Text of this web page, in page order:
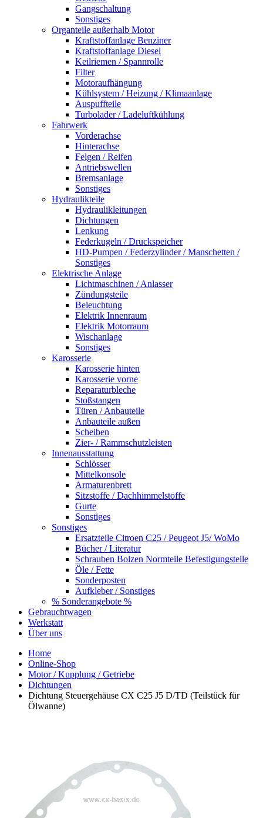
Gangschaltung
Sonstiges
Organteile außerhalb Motor
Kraftstoffanlage Benziner
Kraftstoffanlage Diesel
Keilriemen / Spannrolle
Filter
Motoraufhängung
Kühlsystem / Heizung / Klimaanlage
Auspuffteile
Turbolader / Ladeluftkühlung
Fahrwerk
Vorderachse
Hinterachse
Felgen / Reifen
Antriebswellen
Bremsanlage
Sonstiges
Hydraulikteile
Hydraulikleitungen
Dichtungen
Lenkung
Federkugeln / Druckspeicher
HD-Pumpen / Federzylinder / Manschetten /
Sonstiges
Elektrische Anlage
Lichtmaschinen / Anlasser
Zündungsteile
Beleuchtung
Elektrik Innenraum
Elektrik Motorraum
Wischanlage
Sonstiges
Karosserie
Karosserie hinten
Karosserie vorne
Reparaturbleche
Stoßstangen
Türen / Anbauteile
Anbauteile außen
Scheiben
Zier- / Rammschutzleisten
Innenausstattung
Schlösser
Mittelkonsole
Armaturenbrett
Sitzstoffe / Dachhimmelstoffe
Gurte
Sonstiges
Sonstiges
Ersatzteile Citroen C25 / Peugeot J5/ WoMo
Bücher / Literatur
Schrauben Bolzen Normteile Befestigungsteile
Öle / Fette
Sonderposten
Aufkleber / Sonstiges
% Sonderangebote %
Gebrauchtwagen
Werkstatt
Über uns
Home
Online-Shop
Motor / Kupplung / Getriebe
Dichtungen
Dichtung Steuergehäuse CX C25 J5 D/TD (Teilstück für
Ölwanne)